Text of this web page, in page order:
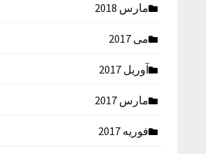
مارس 2018
می 2017
آوریل 2017
مارس 2017
فوریه 2017